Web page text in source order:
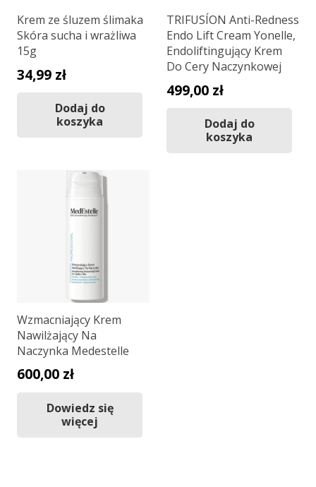
Krem ze śluzem ślimaka
Skóra sucha i wrażliwa
15g
34,99 zł
Dodaj do
koszyka
TRIFUSÍON Anti-Redness
Endo Lift Cream Yonelle,
Endoliftingujący Krem
Do Cery Naczynkowej
499,00 zł
Dodaj do
koszyka
Wzmacniający Krem
Nawilżający Na
Naczynka Medestelle
600,00 zł
Dowiedz się
więcej